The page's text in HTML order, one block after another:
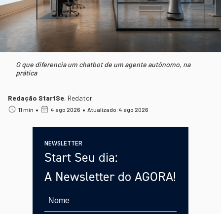
O que diferencia um chatbot de um agente autônomo, na
prática
Redação StartSe, Redator
11 min • 4 ago 2026 • Atualizado: 4 ago 2026
NEWSLETTER
Start Seu dia:
A Newsletter do AGORA!